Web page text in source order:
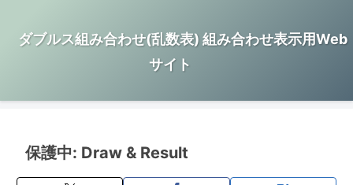
ダブルス組み合わせ(乱数表) 組み合わせ表示用Web
サイト
保護中: Draw & Result